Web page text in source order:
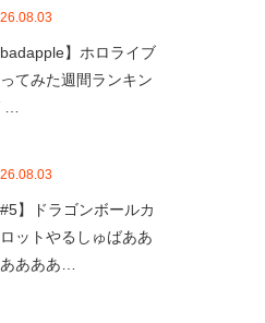
badapple】ホロライブ
てみた週間ランキン
…
#5】ドラゴンボールカ
ットやるしゅばああ
あああ…